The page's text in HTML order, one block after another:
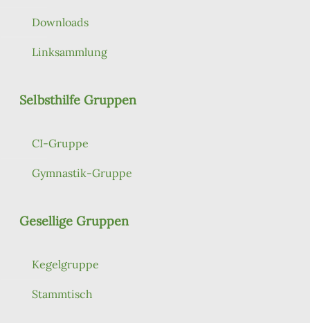
Downloads
Linksammlung
Selbsthilfe Gruppen
CI-Gruppe
Gymnastik-Gruppe
Gesellige Gruppen
Kegelgruppe
Stammtisch